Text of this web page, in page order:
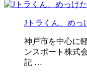
Jトラくん、めっ
神戸市を中心に
ンスポート株式
記 …